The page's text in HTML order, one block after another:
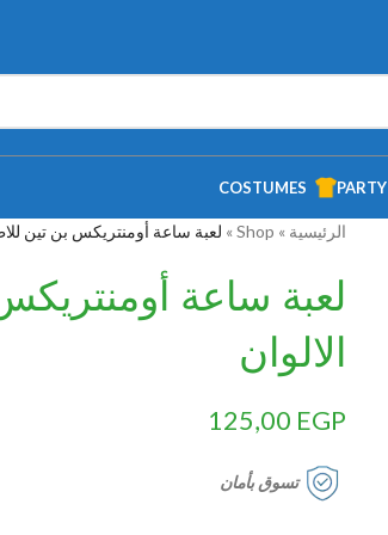
PARTY
COSTUMES
الرئيسية »
Shop
» لعبة ساعة أومنتريكس بن تين
لعبة ساعة
الالوان
125,00 EGP
تسوق بأمان